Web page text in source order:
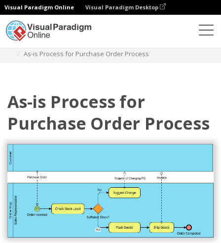
Visual Paradigm Online Visual Paradigm Desktop
As-is Process for Purchase Order Process
As-is Process for
Purchase Order Process